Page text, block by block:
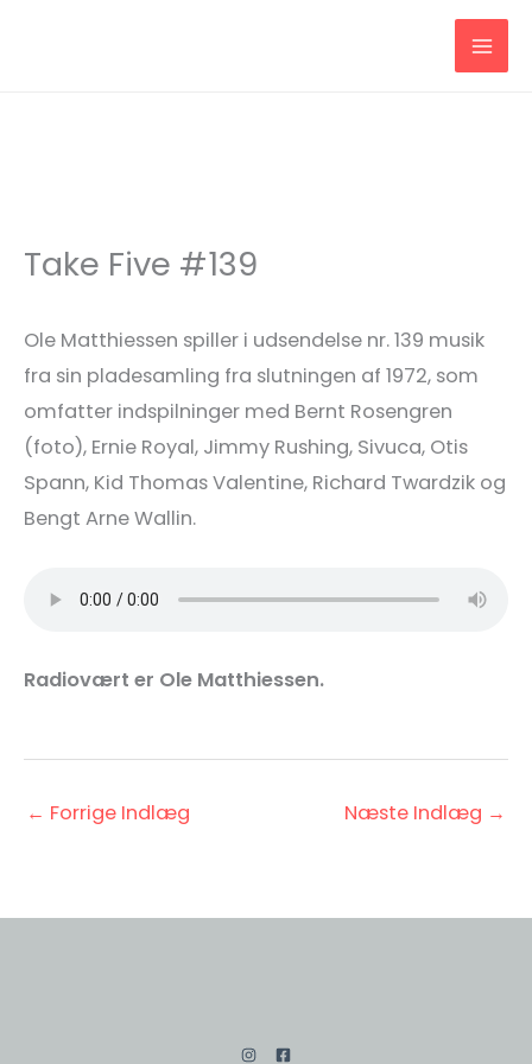
Take Five #139
Ole Matthiessen spiller i udsendelse nr. 139 musik
fra sin pladesamling fra slutningen af 1972, som
omfatter indspilninger med Bernt Rosengren
(foto), Ernie Royal, Jimmy Rushing, Sivuca, Otis
Spann, Kid Thomas Valentine, Richard Twardzik og
Bengt Arne Wallin.
Radiovært er Ole Matthiessen.
← Forrige Indlæg Næste Indlæg →